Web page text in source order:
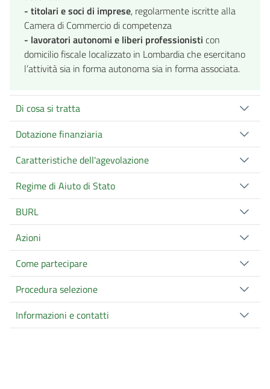
- titolari e soci di imprese, regolarmente iscritte alla
Camera di Commercio di competenza
- lavoratori autonomi e liberi professionisti con
domicilio fiscale localizzato in Lombardia che esercitano
l’attività sia in forma autonoma sia in forma associata.
Di cosa si tratta
Dotazione finanziaria
Caratteristiche dell'agevolazione
Regime di Aiuto di Stato
BURL
Azioni
Come partecipare
Procedura selezione
Informazioni e contatti